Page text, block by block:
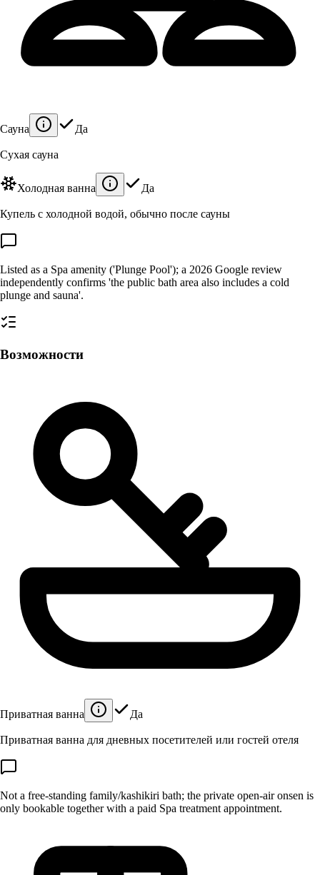
Сауна Да
Сухая сауна
Холодная ванна Да
Купель с холодной водой, обычно после сауны
Listed as a Spa amenity ('Plunge Pool'); a 2026 Google review
independently confirms 'the public bath area also includes a cold
plunge and sauna'.
Возможности
Приватная ванна Да
Приватная ванна для дневных посетителей или гостей отеля
Not a free-standing family/kashikiri bath; the private open-air onsen is
only bookable together with a paid Spa treatment appointment.